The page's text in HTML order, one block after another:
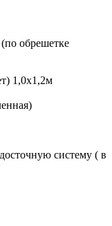
обрешетке
1,0х1,2м
систему ( в